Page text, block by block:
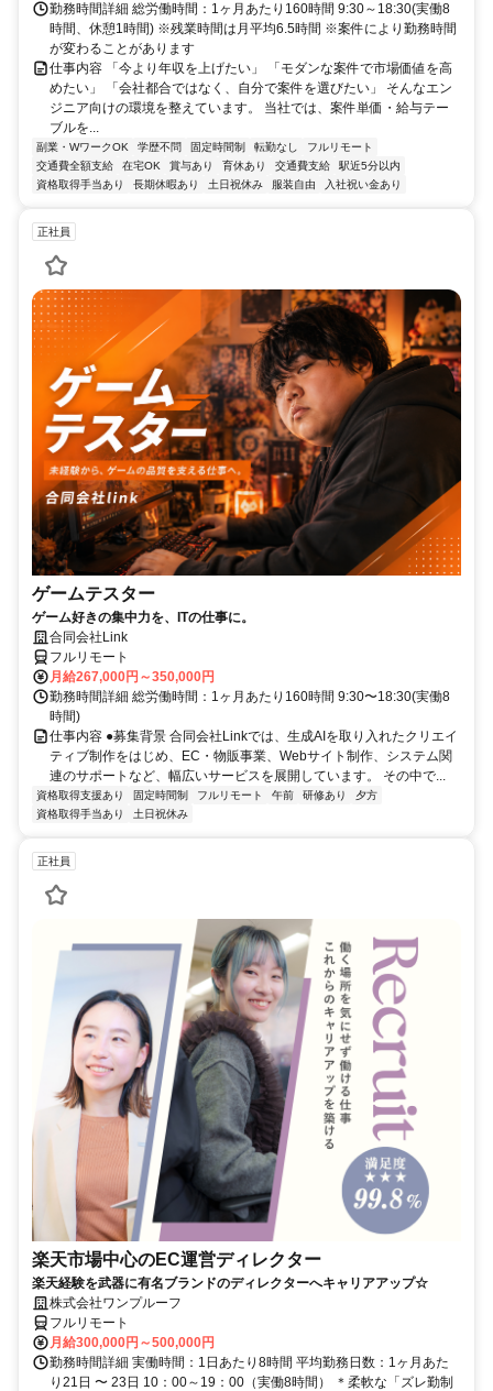
勤務時間詳細 総労働時間：1ヶ月あたり160時間 9:30～18:30(実働8
時間、休憩1時間) ※残業時間は月平均6.5時間 ※案件により勤務時間
が変わることがあります
仕事内容 「今より年収を上げたい」 「モダンな案件で市場価値を高
めたい」 「会社都合ではなく、自分で案件を選びたい」 そんなエン
ジニア向けの環境を整えています。 当社では、案件単価・給与テー
ブルを...
副業・WワークOK 学歴不問 固定時間制 転勤なし
フルリモート
交通費全額支給
在宅OK 賞与あり 育休あり 交通費支給
駅近5分以内
資格取得手当あり
長期休暇あり 土日祝休み 服装自由 入社祝い金あり
正社員
ゲームテスター
ゲーム好きの集中力を、ITの仕事に。
合同会社Link
フルリモート
月給267,000円～350,000円
勤務時間詳細 総労働時間：1ヶ月あたり160時間 9:30〜18:30(実働8
時間)
仕事内容 ●募集背景 合同会社Linkでは、生成AIを取り入れたクリエイ
ティブ制作をはじめ、EC・物販事業、Webサイト制作、システム関
連のサポートなど、幅広いサービスを展開しています。 その中で...
資格取得支援あり 固定時間制 フルリモート 午前 研修あり
夕方
資格取得手当あり
土日祝休み
正社員
楽天市場中心のEC運営ディレクター
楽天経験を武器に有名ブランドのディレクターへキャリアアップ☆
株式会社ワンプルーフ
フルリモート
月給300,000円～500,000円
勤務時間詳細 実働時間：1日あたり8時間 平均勤務日数：1ヶ月あた
り21日 〜 23日 10：00～19：00（実働8時間） ＊柔軟な「ズレ勤制